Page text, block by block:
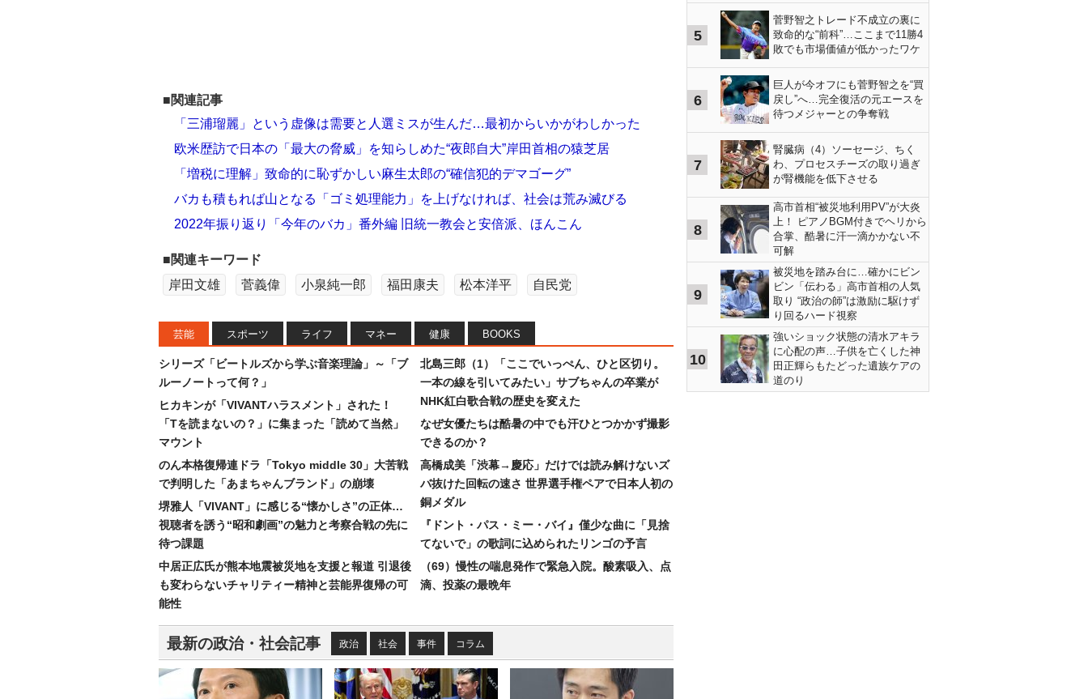
■関連記事
「三浦瑠麗」という虚像は需要と人選ミスが生んだ…最初からいかがわしかった
欧米歴訪で日本の「最大の脅威」を知らしめた“夜郎自大”岸田首相の猿芝居
「増税に理解」致命的に恥ずかしい麻生太郎の“確信犯的デマゴーグ”
バカも積もれば山となる「ゴミ処理能力」を上げなければ、社会は荒み滅びる
2022年振り返り「今年のバカ」番外編 旧統一教会と安倍派、ほんこん
■関連キーワード
岸田文雄
菅義偉 小泉純一郎 福田康夫 松本洋平 自民党
芸能 スポーツ ライフ マネー 健康 BOOKS
シリーズ「ビートルズから学ぶ音楽理論」～「ブ
ルーノートって何？」
ヒカキンが「VIVANTハラスメント」された！
「Tを読まないの？」に集まった「読めて当然」
マウント
のん本格復帰連ドラ「Tokyo middle 30」大苦戦
で判明した「あまちゃんブランド」の崩壊
堺雅人「VIVANT」に感じる“懐かしさ”の正体…
視聴者を誘う“昭和劇画”の魅力と考察合戦の先に
待つ課題
中居正広氏が熊本地震被災地を支援と報道 引退後
も変わらないチャリティー精神と芸能界復帰の可
能性
北島三郎（1）「ここでいっぺん、ひと区切り。
一本の線を引いてみたい」サブちゃんの卒業が
NHK紅白歌合戦の歴史を変えた
なぜ女優たちは酷暑の中でも汗ひとつかかず撮影
できるのか？
高橋成美「渋幕→慶応」だけでは読み解けないズ
バ抜けた回転の速さ 世界選手権ペアで日本人初の
銅メダル
『ドント・パス・ミー・バイ』僅少な曲に「見捨
てないで」の歌詞に込められたリンゴの予言
（69）慢性の喘息発作で緊急入院。酸素吸入、点
滴、投薬の最晩年
最新の政治・社会記事 政治 社会 事件 コラム
5
菅野智之トレード不成立の裏に
致命的な“前科”…ここまで11勝4
敗でも市場価値が低かったワケ
6
巨人が今オフにも菅野智之を“買
戻し”へ…完全復活の元エースを
待つメジャーとの争奪戦
7
腎臓病（4）ソーセージ、ちく
わ、プロセスチーズの取り過ぎ
が腎機能を低下させる
8
高市首相“被災地利用PV”が大炎
上！ ピアノBGM付きでヘリから
合掌、酷暑に汗一滴かかない不
可解
9
被災地を踏み台に…確かにビン
ビン「伝わる」高市首相の人気
取り “政治の師”は激励に駆けず
り回るハード視察
10
強いショック状態の清水アキラ
に心配の声…子供を亡くした神
田正輝らもたどった遺族ケアの
道のり